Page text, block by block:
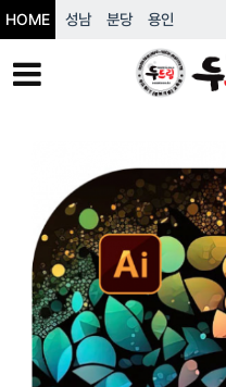
HOME 성남 분당 용인